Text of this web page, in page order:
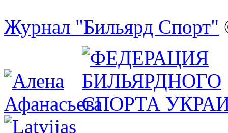
Журнал "Бильярд Спорт"